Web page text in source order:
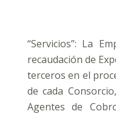
“Servicios”: La
recaudación de
terceros en el
de cada
Agentes de